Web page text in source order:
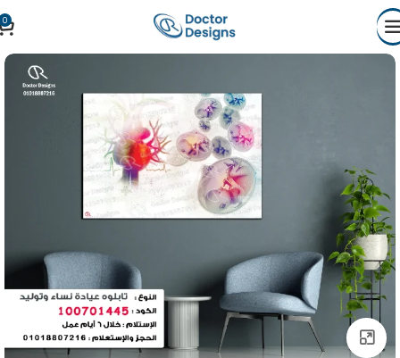
0
Click to enlarge